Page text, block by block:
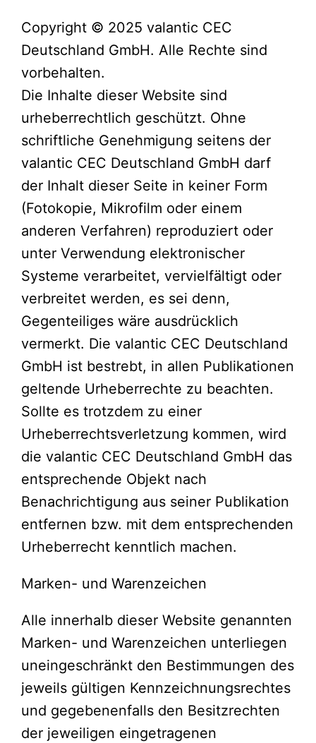
Copyright © 2025 valantic CEC
Deutschland GmbH. Alle Rechte sind
vorbehalten.
Die Inhalte dieser Website sind
urheberrechtlich geschützt. Ohne
schriftliche Genehmigung seitens der
valantic CEC Deutschland GmbH darf
der Inhalt dieser Seite in keiner Form
(Fotokopie, Mikrofilm oder einem
anderen Verfahren) reproduziert oder
unter Verwendung elektronischer
Systeme verarbeitet, vervielfältigt oder
verbreitet werden, es sei denn,
Gegenteiliges wäre ausdrücklich
vermerkt. Die valantic CEC Deutschland
GmbH ist bestrebt, in allen Publikationen
geltende Urheberrechte zu beachten.
Sollte es trotzdem zu einer
Urheberrechtsverletzung kommen, wird
die valantic CEC Deutschland GmbH das
entsprechende Objekt nach
Benachrichtigung aus seiner Publikation
entfernen bzw. mit dem entsprechenden
Urheberrecht kenntlich machen.
Marken- und Warenzeichen
Alle innerhalb dieser Website genannten
Marken- und Warenzeichen unterliegen
uneingeschränkt den Bestimmungen des
jeweils gültigen Kennzeichnungsrechtes
und gegebenenfalls den Besitzrechten
der jeweiligen eingetragenen